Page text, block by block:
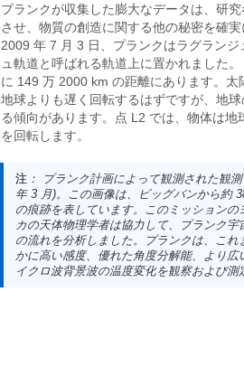
プランクが収集した膨大なデータは、研
させ、物質の創造に関する他の秘密を確実
2009 年 7 月 3 日、プランクはラグラン
ュ軌道と呼ばれる軌道上に置かれました
に 149 万 2000 km の距離にあります。太
地球よりも遅く回転するはずですが、地
る傾向があります。点 L2 では、物体は地
を回転します。
注 ： プランク計画によって観測された観
年 3 月)。この画像は、ビッグバンから約
の痕跡を表しています。このミッション
カの天体物理学者は協力して、プランク
の流れを分析しました。プランクは、こ
かに高い感度、優れた角度分解能、より
イクロ波背景波の温度変化を観察および測